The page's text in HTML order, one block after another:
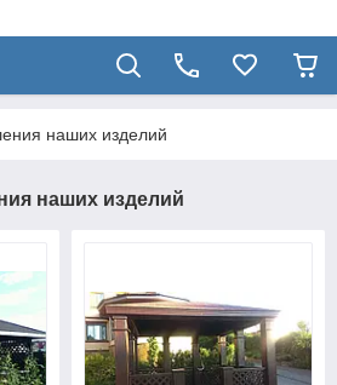
наших изделий
наших изделий